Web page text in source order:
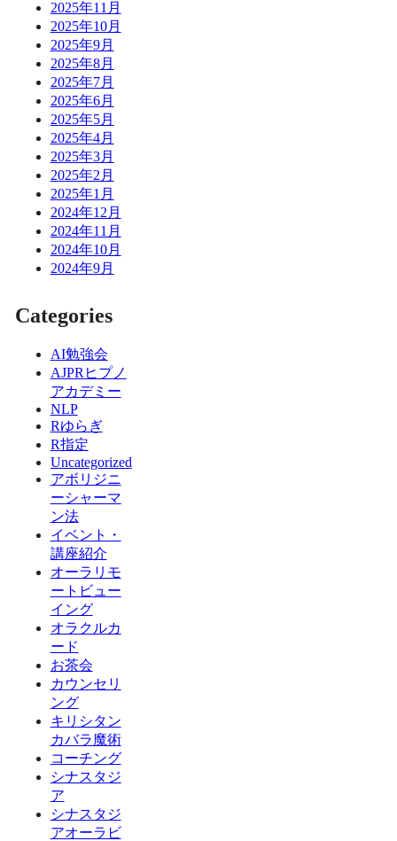
2025年11月
2025年10月
2025年9月
2025年8月
2025年7月
2025年6月
2025年5月
2025年4月
2025年3月
2025年2月
2025年1月
2024年12月
2024年11月
2024年10月
2024年9月
Categories
AI勉強会
AJPRヒプノ
アカデミー
NLP
Rゆらぎ
R指定
Uncategorized
アボリジニ
ーシャーマ
ン法
イベント・
講座紹介
オーラリモ
ートビュー
イング
オラクルカ
ード
お茶会
カウンセリ
ング
キリシタン
カバラ魔術
コーチング
シナスタジ
ア
シナスタジ
アオーラビ